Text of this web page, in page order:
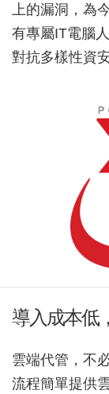
上的漏洞，為
有專屬IT電腦
對抗多樣性資
導入成本低
雲端代管，不
流程簡單提供